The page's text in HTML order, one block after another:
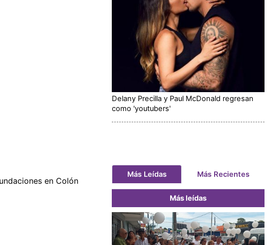
en Colón
Delany Precilla y Paul McDonald regresan
como 'youtubers'
Más Leídas Más Recientes
Más leídas